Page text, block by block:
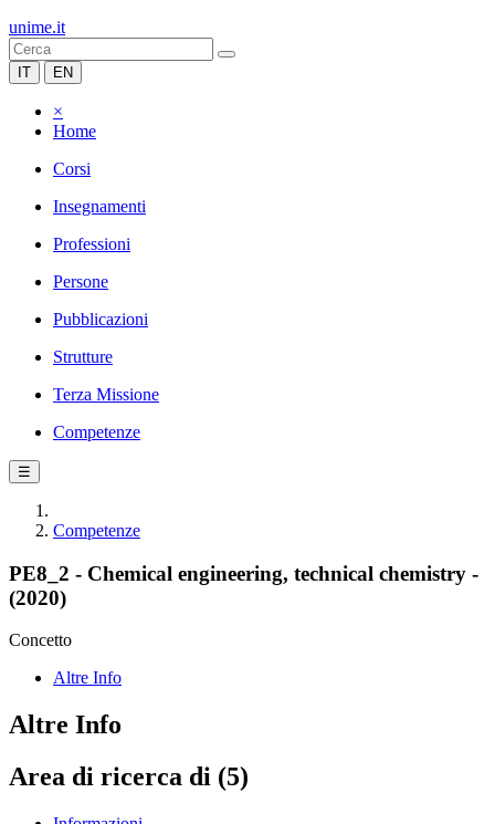
unime.it
IT EN
×
Home
Corsi
Insegnamenti
Professioni
Persone
Pubblicazioni
Strutture
Terza Missione
Competenze
☰
Competenze
PE8_2 - Chemical engineering, technical chemistry -
(2020)
Concetto
Altre Info
Altre Info
Area di ricerca di (5)